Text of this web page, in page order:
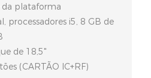
da plataforma
processadores i5, 8 GB de
de 18,5"
(CARTÃO IC+RF)